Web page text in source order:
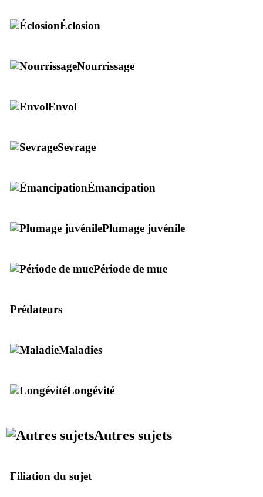
Éclosion
Nourrissage
Envol
Sevrage
Émancipation
Plumage juvénile
Période de mue
Prédateurs
Maladies
Longévité
Autres sujets
Filiation du sujet